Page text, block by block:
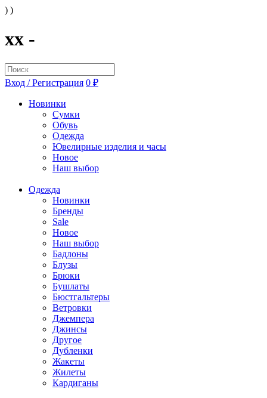
) )
xx -
Вход / Регистрация 0 ₽
Новинки
Сумки
Обувь
Одежда
Ювелирные изделия и часы
Новое
Наш выбор
Одежда
Новинки
Бренды
Sale
Новое
Наш выбор
Бадлоны
Блузы
Брюки
Бушлаты
Бюстгальтеры
Ветровки
Джемпера
Джинсы
Другое
Дубленки
Жакеты
Жилеты
Кардиганы